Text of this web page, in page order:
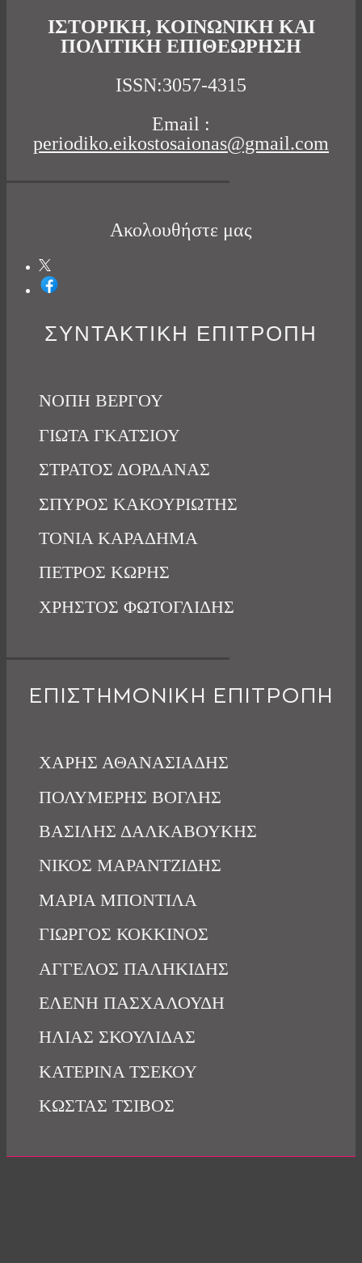
ΙΣΤΟΡΙΚΗ, ΚΟΙΝΩΝΙΚΗ ΚΑΙ
ΠΟΛΙΤΙΚΗ ΕΠΙΘΕΩΡΗΣΗ
ISSN:3057-4315
Email :
periodiko.eikostosaionas@gmail.com
Ακολουθήστε μας
ΣΥΝΤΑΚΤΙΚΗ ΕΠΙΤΡΟΠΗ
ΝΟΠΗ ΒΕΡΓΟΥ
ΓΙΩΤΑ ΓΚΑΤΣΙΟΥ
ΣΤΡΑΤΟΣ ΔΟΡΔΑΝΑΣ
ΣΠΥΡΟΣ ΚΑΚΟΥΡΙΩΤΗΣ
ΤΟΝΙΑ ΚΑΡΑΔΗΜΑ
ΠΕΤΡΟΣ ΚΩΡΗΣ
ΧΡΗΣΤΟΣ ΦΩΤΟΓΛΙΔΗΣ
ΕΠΙΣΤΗΜΟΝΙΚΗ ΕΠΙΤΡΟΠΗ
ΧΑΡΗΣ ΑΘΑΝΑΣΙΑΔΗΣ
ΠΟΛΥΜΕΡΗΣ ΒΟΓΛΗΣ
ΒΑΣΙΛΗΣ ΔΑΛΚΑΒΟΥΚΗΣ
ΝΙΚΟΣ ΜΑΡΑΝΤΖΙΔΗΣ
ΜΑΡΙΑ ΜΠΟΝΤΙΛΑ
ΓΙΩΡΓΟΣ ΚΟΚΚΙΝΟΣ
ΑΓΓΕΛΟΣ ΠΑΛΗΚΙΔΗΣ
ΕΛΕΝΗ ΠΑΣΧΑΛΟΥΔΗ
ΗΛΙΑΣ ΣΚΟΥΛΙΔΑΣ
ΚΑΤΕΡΙΝΑ ΤΣΕΚΟΥ
ΚΩΣΤΑΣ ΤΣΙΒΟΣ